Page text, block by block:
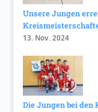
Unsere Jungen
13. Nov. 2024
Die Jungen bei